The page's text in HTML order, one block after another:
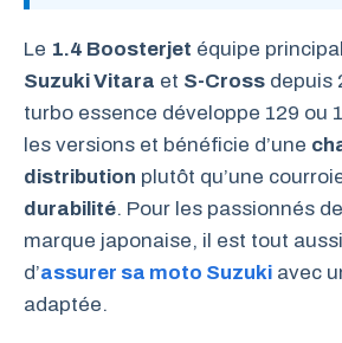
Le 1.4 Boosterjet équipe
Suzuki Vitara et S-Cross depuis
turbo essence développe 129 ou
les versions et bénéficie d’une
distribution plutôt qu’une
durabilité. Pour les passionnés
marque japonaise, il est tout
d’assurer sa moto Suzuki avec
adaptée.